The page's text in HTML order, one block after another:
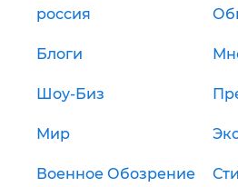
россия
Блоги
Шоу-Биз
Мир
Военное Обозрение